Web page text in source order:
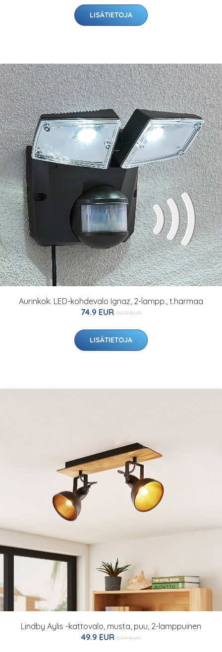
LISÄTIETOJA
Aurinkok. LED-kohdevalo Ignaz, 2-lampp., t.harmaa
74.9 EUR 92.9 EUR
LISÄTIETOJA
Lindby Aylis -kattovalo, musta, puu, 2-lamppuinen
49.9 EUR 57.9 EUR